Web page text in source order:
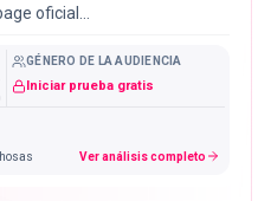
oficial
GÉNERO DE LA AUDIENCIA
Iniciar prueba gratis
Ver análisis completo